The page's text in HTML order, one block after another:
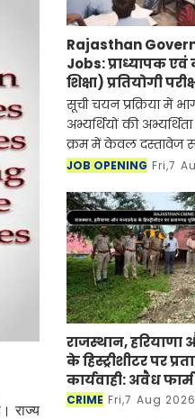
राज्य
Rajasthan
Jobs: प्राध्यापक
शिक्षा) प्रतियोगी
ने जारी की हिंदी विषय
सूची
सूची चयन प्रक्रिया में
अभ्यर्थियों की
क्रम में केवल दस्तावेज
है
JOB OPENING Fri,7
राजस्थान, हरियाणा
के हिस्ट्रीशीटर पर
कार्यवाही: अवैध
बुलडोजर
CRIME Fri,7 Aug 2026